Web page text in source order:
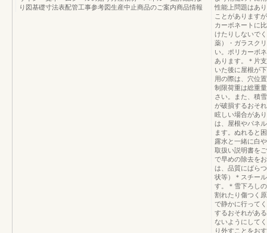
り図基礎寸法表配管工事参考図生産中止商品のご案内商品情報
性能上問題はあ
ことがあります
カーボネートに
けたりしないで
薬）・ガラスク
い。ポリカーボ
あります。＊片
いた後に屋根が
用の際は、穴位
制限荷重は総重
さい。また、積
が破損するおそ
眩しい場合があ
は、屋根やパネ
ます。ぬれると
露水と一緒に白
取扱い説明書を
で早めの除去を
は、品質にばら
状等）＊スチー
す。＊雪下ろし
割れたり傷つく
で静かに行って
するおそれがあ
ないようにして
り外すことをお